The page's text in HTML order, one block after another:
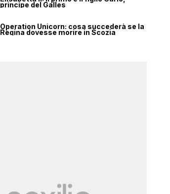
principe del Galles
Operation Unicorn: cosa succederà se la
Regina dovesse morire in Scozia